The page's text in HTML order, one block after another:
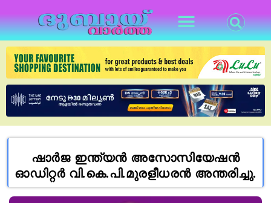
ഷാർജ ഇന്ത്യൻ അസോസിയേഷൻ
ഓഡിറ്റർ വി.കെ.പി.മുരളീധരൻ അന്തരിച്ചു.